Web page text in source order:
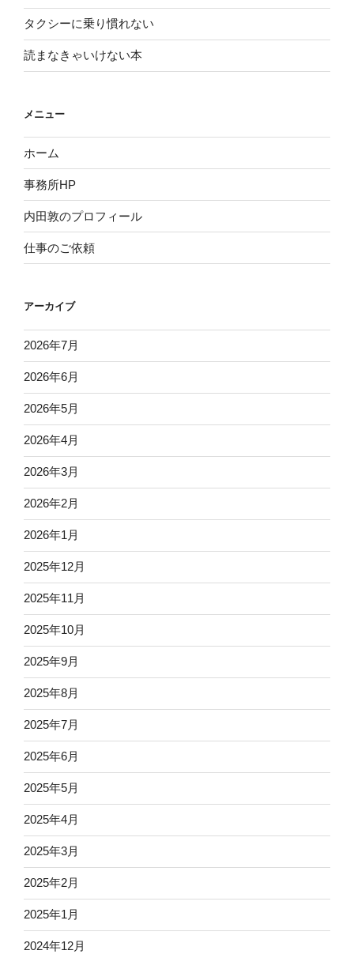
タクシーに乗り慣れない
読まなきゃいけない本
メニュー
ホーム
事務所HP
内田敦のプロフィール
仕事のご依頼
アーカイブ
2026年7月
2026年6月
2026年5月
2026年4月
2026年3月
2026年2月
2026年1月
2025年12月
2025年11月
2025年10月
2025年9月
2025年8月
2025年7月
2025年6月
2025年5月
2025年4月
2025年3月
2025年2月
2025年1月
2024年12月